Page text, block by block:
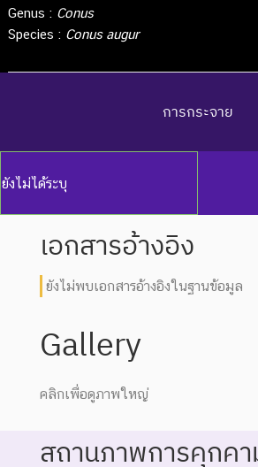
Genus : Conus
Species : Conus augur
การกระจาย
ยังไม่ได้ระบุ
เอกสารอ้างอิง
ยังไม่พบเอกสารอ้างอิงในฐานข้อมูล
Gallery
คลิกเพื่อดูภาพใหญ่
สถานภาพการคุกคา